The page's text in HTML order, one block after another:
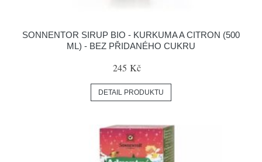
SONNENTOR SIRUP BIO - KURKUMA A CITRON (500
ML) - BEZ PŘIDANÉHO CUKRU
245 Kč
DETAIL PRODUKTU